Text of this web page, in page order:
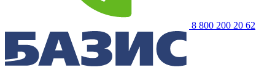
8 800 200 20 62